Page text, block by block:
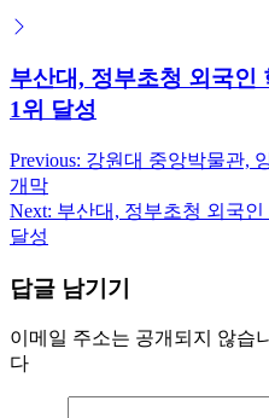
부산대, 정부초청 외국인
1위 달성
글
탐
색
Previous: 강원대 중앙박물관,
개막
Next: 부산대, 정부초청 외국
달성
답글 남기기
이메일 주소는 공개되지 않습
다